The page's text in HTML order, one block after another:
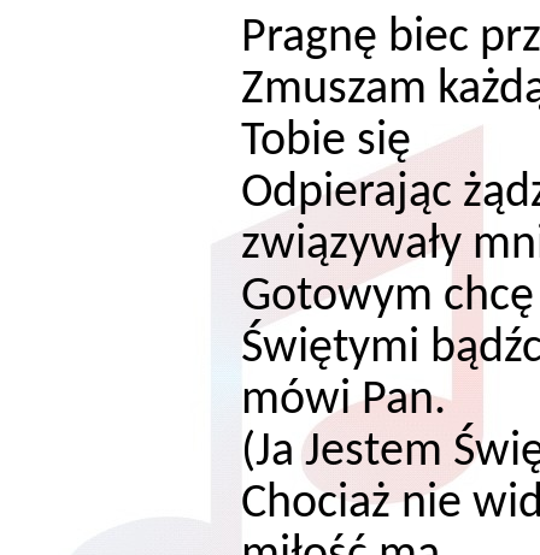
Pragnę biec
Zmuszam
Tobie się
Odpierając
związywały
Gotowym
Świętymi
mówi Pan.
(Ja Jestem
Chociaż nie